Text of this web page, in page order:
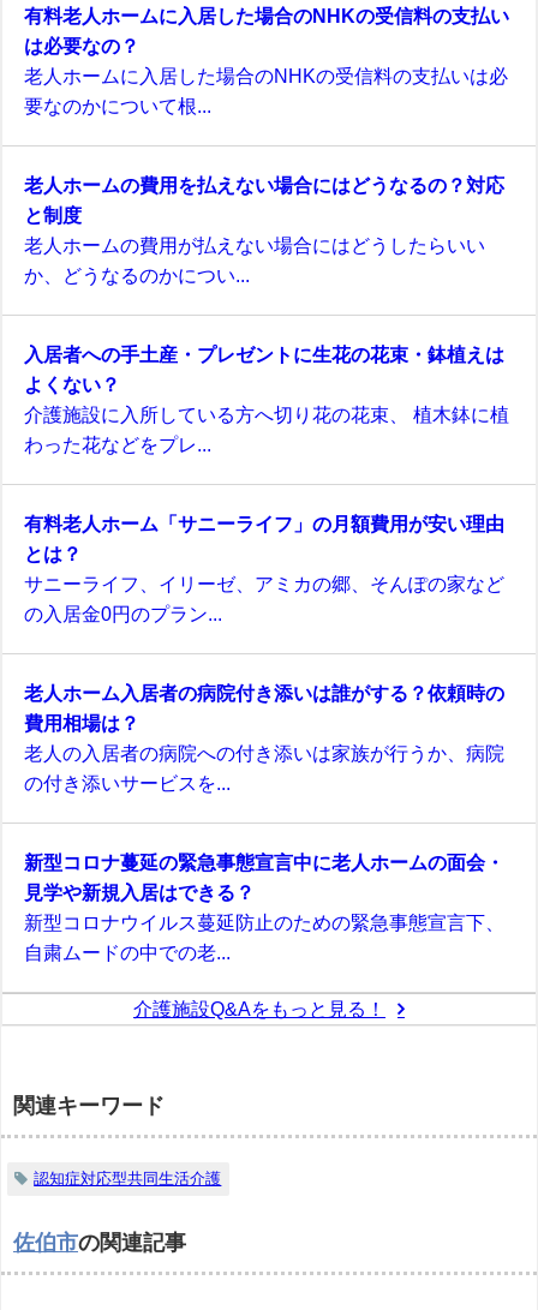
有料老人ホームに入居した場合のNHKの受信料の支払い
は必要なの？
老人ホームに入居した場合のNHKの受信料の支払いは必
要なのかについて根...
老人ホームの費用を払えない場合にはどうなるの？対応
と制度
老人ホームの費用が払えない場合にはどうしたらいい
か、どうなるのかについ...
入居者への手土産・プレゼントに生花の花束・鉢植えは
よくない？
介護施設に入所している方へ切り花の花束、 植木鉢に植
わった花などをプレ...
有料老人ホーム「サニーライフ」の月額費用が安い理由
とは？
サニーライフ、イリーゼ、アミカの郷、そんぽの家など
の入居金0円のプラン...
老人ホーム入居者の病院付き添いは誰がする？依頼時の
費用相場は？
老人の入居者の病院への付き添いは家族が行うか、病院
の付き添いサービスを...
新型コロナ蔓延の緊急事態宣言中に老人ホームの面会・
見学や新規入居はできる？
新型コロナウイルス蔓延防止のための緊急事態宣言下、
自粛ムードの中での老...
介護施設Q&Aをもっと見る！
関連キーワード
認知症対応型共同生活介護
佐伯市の関連記事